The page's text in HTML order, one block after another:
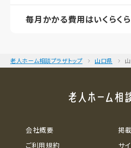
毎月かかる費用はいくらく
老人ホーム相談プラザトップ 山口県
会社概要
ご利用規約
掲
サ